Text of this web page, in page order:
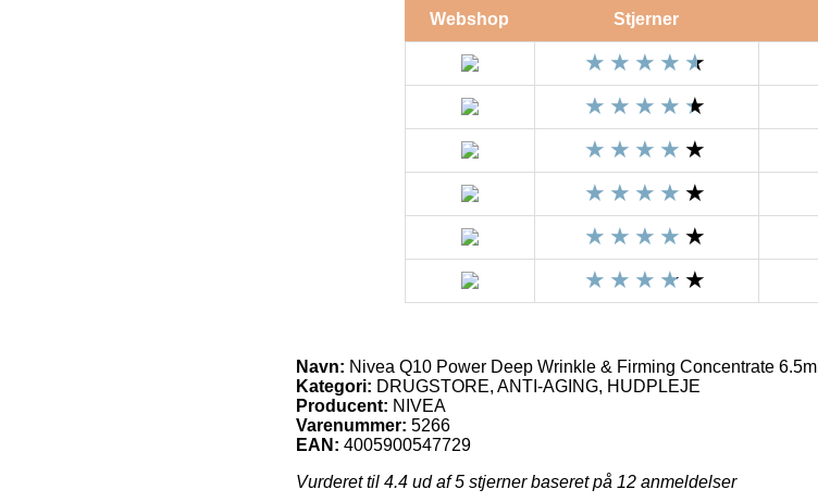
Webshop Stjerner
Navn: Nivea Q10 Power Deep Wrinkle & Firming Concentrate 6.5ml
Kategori: DRUGSTORE, ANTI-AGING, HUDPLEJE
Producent: NIVEA
Varenummer: 5266
EAN: 4005900547729
Vurderet til 4.4 ud af 5 stjerner baseret på 12 anmeldelser